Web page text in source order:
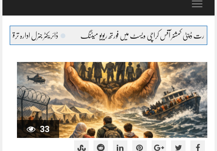
Toggle
میں فورتھ ریویو میٹنگ ڈائریکٹر جنرل ادارہ ترقیات کراچی آصف جان صدیقی کی
33